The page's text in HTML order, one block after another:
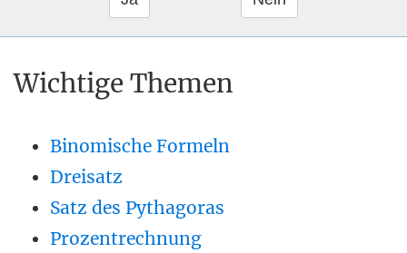
Wichtige Themen
Binomische Formeln
Dreisatz
Satz des Pythagoras
Prozentrechnung